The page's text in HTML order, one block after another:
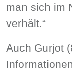
man sich im
verhält.“
Auch Gurjot